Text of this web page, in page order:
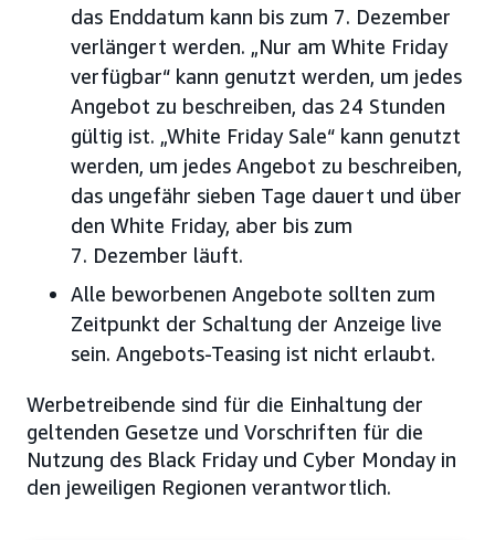
das Enddatum kann bis zum 7. Dezember
verlängert werden. „Nur am White Friday
verfügbar“ kann genutzt werden, um jedes
Angebot zu beschreiben, das 24 Stunden
gültig ist. „White Friday Sale“ kann genutzt
werden, um jedes Angebot zu beschreiben,
das ungefähr sieben Tage dauert und über
den White Friday, aber bis zum
7. Dezember läuft.
Alle beworbenen Angebote sollten zum
Zeitpunkt der Schaltung der Anzeige live
sein. Angebots-Teasing ist nicht erlaubt.
Werbetreibende sind für die Einhaltung der
geltenden Gesetze und Vorschriften für die
Nutzung des Black Friday und Cyber Monday in
den jeweiligen Regionen verantwortlich.